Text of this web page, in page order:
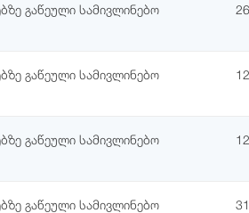
გაწეული სამივლინებო
გაწეული სამივლინებო
გაწეული სამივლინებო
გაწეული სამივლინებო